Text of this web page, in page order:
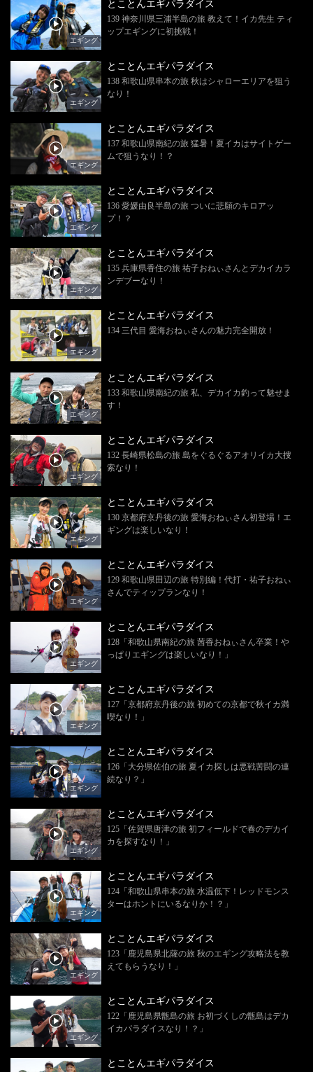
エギング
とことんエギパラダイス
139 神奈川県三浦半島の旅 教えて！イカ先生 ティ
ップエギングに初挑戦！
エギング
とことんエギパラダイス
138 和歌山県串本の旅 秋はシャローエリアを狙う
なり！
エギング
とことんエギパラダイス
137 和歌山県南紀の旅 猛暑！夏イカはサイトゲー
ムで狙うなり！？
エギング
とことんエギパラダイス
136 愛媛由良半島の旅 ついに悲願のキロアッ
プ！？
エギング
とことんエギパラダイス
135 兵庫県香住の旅 祐子おねぃさんとデカイカラ
ンデブーなり！
エギング
とことんエギパラダイス
134 三代目 愛海おねぃさんの魅力完全開放！
エギング
とことんエギパラダイス
133 和歌山県南紀の旅 私、デカイカ釣って魅せま
す！
エギング
とことんエギパラダイス
132 長崎県松島の旅 島をぐるぐるアオリイカ大捜
索なり！
エギング
とことんエギパラダイス
130 京都府京丹後の旅 愛海おねぃさん初登場！エ
ギングは楽しいなり！
エギング
とことんエギパラダイス
129 和歌山県田辺の旅 特別編！代打・祐子おねぃ
さんでティップランなり！
エギング
とことんエギパラダイス
128「和歌山県南紀の旅 茜香おねぃさん卒業！や
っぱりエギングは楽しいなり！」
エギング
とことんエギパラダイス
127「京都府京丹後の旅 初めての京都で秋イカ満
喫なり！」
エギング
とことんエギパラダイス
126「大分県佐伯の旅 夏イカ探しは悪戦苦闘の連
続なり？」
エギング
とことんエギパラダイス
125「佐賀県唐津の旅 初フィールドで春のデカイ
カを探すなり！」
エギング
とことんエギパラダイス
124「和歌山県串本の旅 水温低下！レッドモンス
ターはホントにいるなりか！？」
エギング
とことんエギパラダイス
123「鹿児島県北薩の旅 秋のエギング攻略法を教
えてもらうなり！」
エギング
とことんエギパラダイス
122「鹿児島県甑島の旅 お初づくしの甑島はデカ
イカパラダイスなり！？」
とことんエギパラダイス